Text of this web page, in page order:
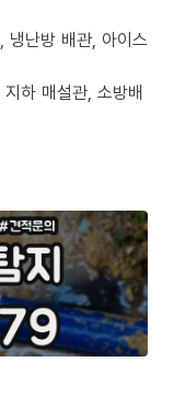
냉난방 배관, 아이스
하 매설관, 소방배